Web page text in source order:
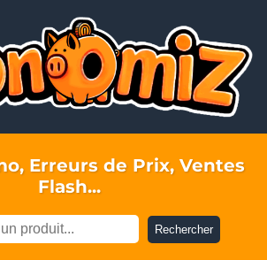
Erreurs de Prix, Ventes
Flash...
Rechercher